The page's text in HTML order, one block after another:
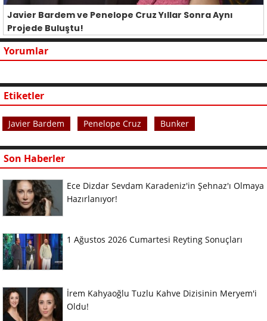
Javier Bardem ve Penelope Cruz Yıllar Sonra Aynı
Projede Buluştu!
Yorumlar
Etiketler
Javier Bardem Penelope Cruz Bunker
Son Haberler
Ece Dizdar Sevdam Karadeniz'in Şehnaz'ı Olmaya
Hazırlanıyor!
1 Ağustos 2026 Cumartesi Reyting Sonuçları
İrem Kahyaoğlu Tuzlu Kahve Dizisinin Meryem'i
Oldu!